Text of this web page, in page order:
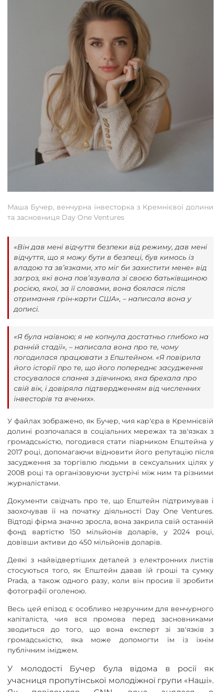
Маша Бучер, венчурна інвесторка з Кремнієвої долини
та засновниця Day One Ventures
«Він дав мені відчуття безпеки від режиму, дав мені
відчуття, що я можу бути в безпеці, був кимось із
владою та зв’язками, хто міг би захистити мене» від
загроз, які вона пов’язувала зі своєю батьківщиною
росією, якої, за її словами, вона боялася після
отримання грін-карти США», – написала вона у
дописі.
«Я була наївною; я не копнула достатньо глибоко на
ранній стадії», – написала вона про те, чому
погодилася працювати з Епштейном. «Я повірила
його історії про те, що його попереднє засудження
стосувалося спання з дівчиною, яка брехала про
свій вік, і довіряла підтвердженням від численних
інвесторів та вчених».
У файлах зображено, як Бучер, чия кар'єра в Кремнієвій
долині розпочалася в соціальних мережах та зв'язках з
громадськістю, погодився стати піарником Епштейна у
2017 році, допомагаючи відновити його репутацію після
засудження за торгівлю людьми в сексуальних цілях у
2008 році та організовуючи зустрічі між ним та різними
журналістами.
Документи свідчать про те, що Епштейн підтримував і
заохочував її на початку діяльності Day One Ventures.
Відтоді фірма значно зросла, вона закрила свій останній
фонд вартістю 150 мільйонів доларів, у 2024 році,
довівши активи до 450 мільйонів доларів.
Деякі з найвідвертіших деталей з електронних листів
стосуються того, як Епштейн давав їй гроші та сумку
Prada, а також одного разу, коли він просив її зробити
фотографії оголеною.
Весь цей епізод є особливо незручним для венчурного
капіталіста, чия вся промова перед засновниками
зводиться до того, що вона експерт зі зв'язків з
громадськістю, яка може допомогти їм із їхнім
публічним іміджем.
У молодості Бучер була відома в росії як
учасниця пропутінської молодіжної групи «Наші».